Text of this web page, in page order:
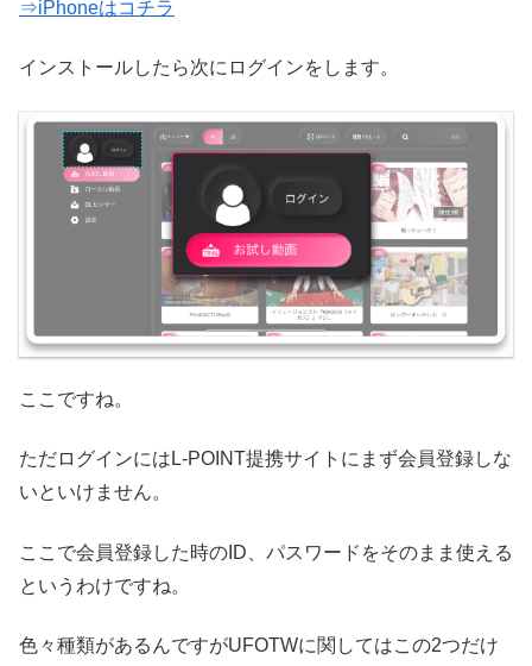
⇒iPhoneはコチラ
インストールしたら次にログインをします。
ここですね。
ただログインにはL-POINT提携サイトにまず会員登録しな
いといけません。
ここで会員登録した時のID、パスワードをそのまま使える
というわけですね。
色々種類があるんですがUFOTWに関してはこの2つだけ